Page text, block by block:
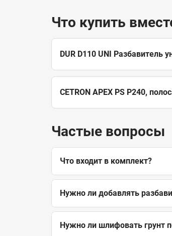
Что купить
DUR D110 UNI Разбавитель
CETRON APEX PS P240,
Частые вопросы
Что входит в комплект?
Нужно ли добавлять
Нужно ли шлифовать грунт